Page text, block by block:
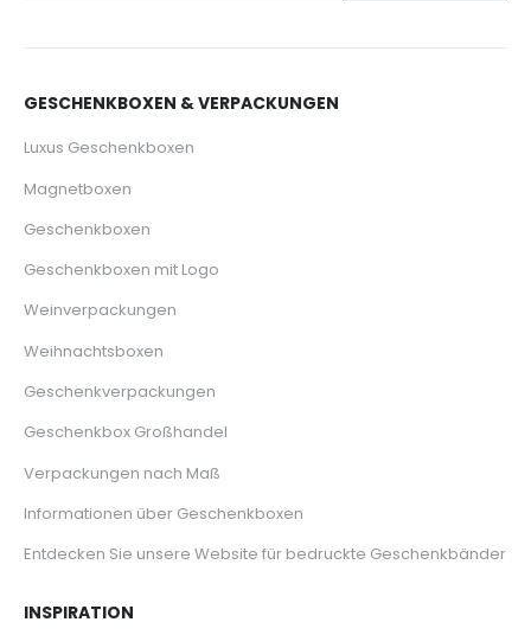
GESCHENKBOXEN & VERPACKUNGEN
Luxus Geschenkboxen
Magnetboxen
Geschenkboxen
Geschenkboxen mit Logo
Weinverpackungen
Weihnachtsboxen
Geschenkverpackungen
Geschenkbox Großhandel
Verpackungen nach Maß
Informationen über Geschenkboxen
Entdecken Sie unsere Website für bedruckte Geschenkbänder
INSPIRATION